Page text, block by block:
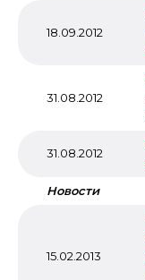
18.09.2012
31.08.2012
31.08.2012
Новости
15.02.2013